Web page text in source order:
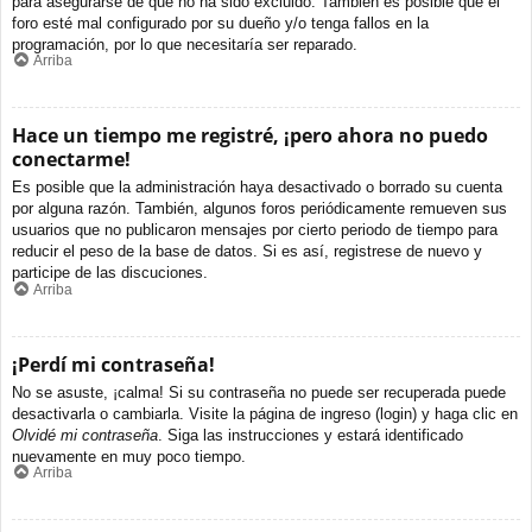
foro esté mal configurado por su dueño y/o tenga fallos en la
programación, por lo que necesitaría ser reparado.
Arriba
Hace un tiempo me registré, ¡pero ahora no puedo
conectarme!
Es posible que la administración haya desactivado o borrado su cuenta
por alguna razón. También, algunos foros periódicamente remueven sus
usuarios que no publicaron mensajes por cierto periodo de tiempo para
reducir el peso de la base de datos. Si es así, registrese de nuevo y
participe de las discuciones.
Arriba
¡Perdí mi contraseña!
No se asuste, ¡calma! Si su contraseña no puede ser recuperada puede
desactivarla o cambiarla. Visite la página de ingreso (login) y haga clic en
Olvidé mi contraseña . Siga las instrucciones y estará identificado
nuevamente en muy poco tiempo.
Arriba